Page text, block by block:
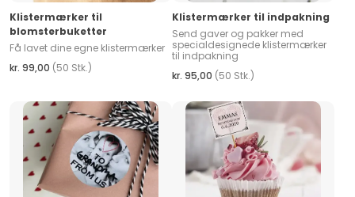
Klistermærker til
blomsterbuketter
Få lavet dine egne klistermærker
kr. 99,00 (50 Stk.)
Klistermærker til indpakning
Send gaver og pakker med
specialdesignede klistermærker
til indpakning
kr. 95,00 (50 Stk.)